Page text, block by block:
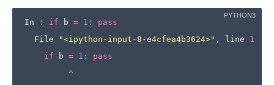
In : if b = 1 :
pass
File
"<ipython-input-8-e4cfea4b3624>" , line
1
if
b = 1 :
pass
^